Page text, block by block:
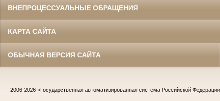
ВНЕПРОЦЕССУАЛЬНЫЕ ОБРАЩЕНИЯ
КАРТА САЙТА
ОБЫЧНАЯ ВЕРСИЯ САЙТА
2006-2026 «Государственная автоматизированная система Российской